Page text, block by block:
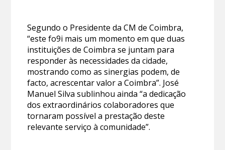
Segundo o Presidente da CM de Coimbra,
“este fo9i mais um momento em que duas
instituições de Coimbra se juntam para
responder às necessidades da cidade,
mostrando como as sinergias podem, de
facto, acrescentar valor a Coimbra”. José
Manuel Silva sublinhou ainda “a dedicação
dos extraordinários colaboradores que
tornaram possível a prestação deste
relevante serviço à comunidade”.